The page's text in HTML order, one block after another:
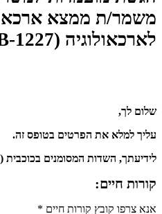
משמר/ת ממצא
לארכאולוגיה (JB-1227)
שלום לך,
עליך למלא את הפרטים בטופס זה.
לידיעתך, השדות המסומנים
קורות חיים:
אנא צרפו קובץ קורות חיים *